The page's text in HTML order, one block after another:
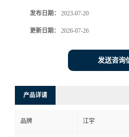
发布日期： 2023-07-20
更新日期： 2026-07-26
发送咨询
产品详请
品牌 江宇